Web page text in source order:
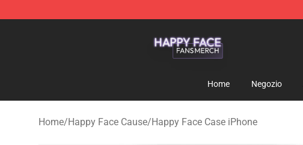
Home Negozio
Home/Happy Face Cause/Happy Face Case iPhone